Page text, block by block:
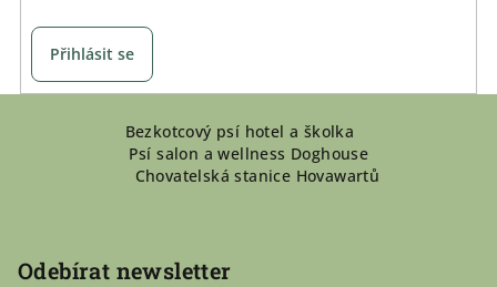
Přihlásit se
Bezkotcový psí hotel a školka
Psí salon a wellness Doghouse
Chovatelská stanice Hovawartů
Odebírat newsletter